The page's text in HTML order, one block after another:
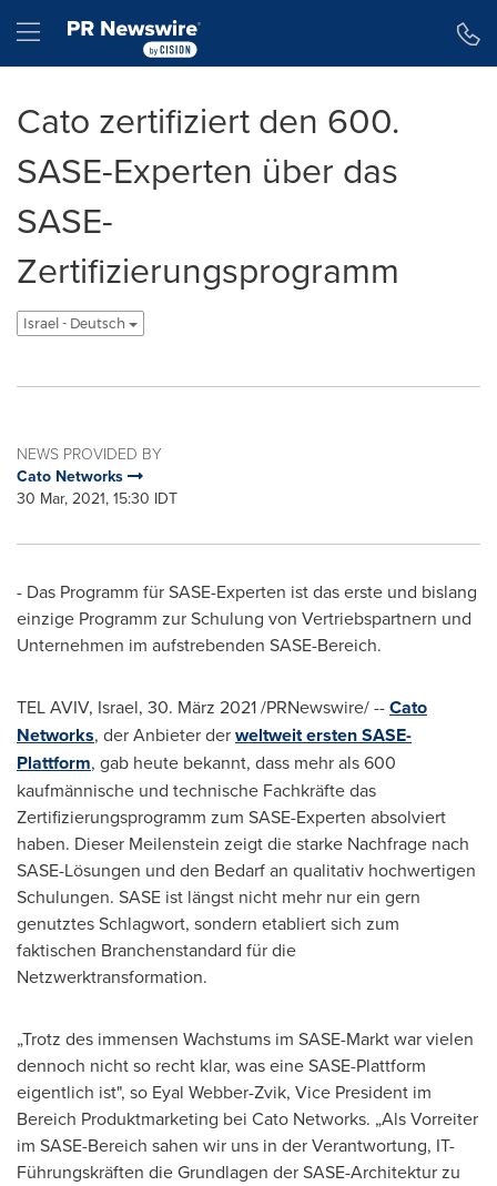
Hamburger menu
Cato zertifiziert den 600.
SASE-Experten über das
SASE-
Zertifizierungsprogramm
Israel - Deutsch
NEWS PROVIDED BY
Cato Networks
30 Mar, 2021, 15:30 IDT
- Das Programm für SASE-Experten ist das erste und bislang
einzige Programm zur Schulung von Vertriebspartnern und
Unternehmen im aufstrebenden SASE-Bereich.
TEL AVIV, Israel, 30. März 2021 /PRNewswire/ --Cato
Networks, der Anbieter derweltweit ersten SASE-
Plattform, gab heute bekannt, dass mehr als 600
kaufmännische und technische Fachkräfte das
Zertifizierungsprogramm zum SASE-Experten absolviert
haben. Dieser Meilenstein zeigt die starke Nachfrage nach
SASE-Lösungen und den Bedarf an qualitativ hochwertigen
Schulungen. SASE ist längst nicht mehr nur ein gern
genutztes Schlagwort, sondern etabliert sich zum
faktischen Branchenstandard für die
Netzwerktransformation.
„Trotz des immensen Wachstums im SASE-Markt war vielen
dennoch nicht so recht klar, was eine SASE-Plattform
eigentlich ist", so Eyal Webber-Zvik, Vice President im
Bereich Produktmarketing bei Cato Networks. „Als Vorreiter
im SASE-Bereich sahen wir uns in der Verantwortung, IT-
Führungskräften die Grundlagen der SASE-Architektur zu